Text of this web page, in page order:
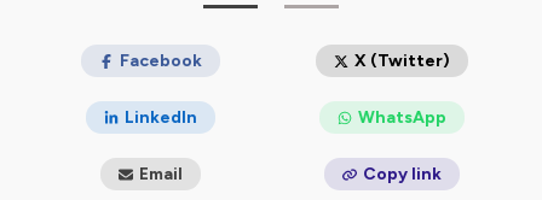
Facebook X (Twitter)
LinkedIn WhatsApp
Email Copy link